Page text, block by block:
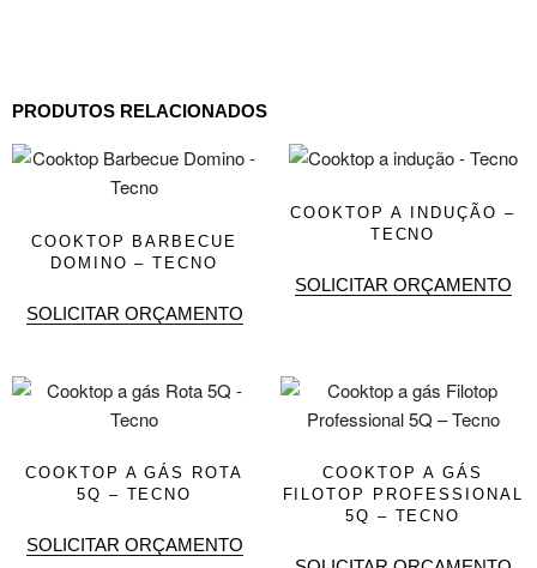
PRODUTOS RELACIONADOS
COOKTOP BARBECUE
DOMINO – TECNO
SOLICITAR ORÇAMENTO
COOKTOP A INDUÇÃO –
TECNO
SOLICITAR ORÇAMENTO
COOKTOP A GÁS ROTA
5Q – TECNO
SOLICITAR ORÇAMENTO
COOKTOP A GÁS
FILOTOP PROFESSIONAL
5Q – TECNO